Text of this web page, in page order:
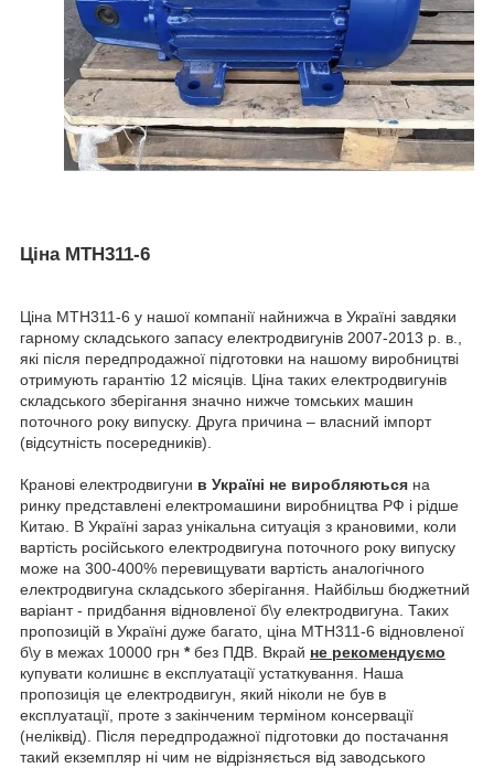
Ціна MTH311-6
Ціна MTH311-6 у нашої компанії найнижча в Україні завдяки
гарному складського запасу електродвигунів 2007-2013 р. в.,
які після передпродажної підготовки на нашому виробництві
отримують гарантію 12 місяців. Ціна таких електродвигунів
складського зберігання значно нижче томських машин
поточного року випуску. Друга причина – власний імпорт
(відсутність посередників).
Кранові електродвигуни в Україні не виробляються на
ринку представлені електромашини виробництва РФ і рідше
Китаю. В Україні зараз унікальна ситуація з крановими, коли
вартість російського електродвигуна поточного року випуску
може на 300-400% перевищувати вартість аналогічного
електродвигуна складського зберігання. Найбільш бюджетний
варіант - придбання відновленої б\у електродвигуна. Таких
пропозицій в Україні дуже багато, ціна МТН311-6 відновленої
б\у в межах 10000 грн *без ПДВ. Вкрай не рекомендуємо
купувати колишнє в експлуатації устаткування. Наша
пропозиція це електродвигун, який ніколи не був в
експлуатації, проте з закінченим терміном консервації
(неліквід). Після передпродажної підготовки до постачання
такий екземпляр ні чим не відрізняється від заводського